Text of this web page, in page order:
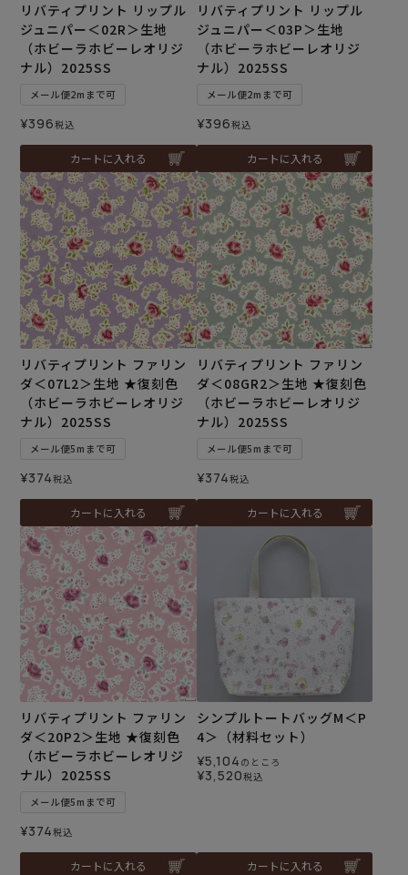
リバティプリント リップル
ジュニパー＜02R＞生地
（ホビーラホビーレオリジ
ナル）2025SS
メール便2mまで可
¥396税込
カートに入れる
リバティプリント リップル
ジュニパー＜03P＞生地
（ホビーラホビーレオリジ
ナル）2025SS
メール便2mまで可
¥396税込
カートに入れる
リバティプリント ファリン
ダ＜07L2＞生地 ★復刻色
（ホビーラホビーレオリジ
ナル）2025SS
メール便5mまで可
¥374税込
カートに入れる
リバティプリント ファリン
ダ＜08GR2＞生地 ★復刻色
（ホビーラホビーレオリジ
ナル）2025SS
メール便5mまで可
¥374税込
カートに入れる
リバティプリント ファリン
ダ＜20P2＞生地 ★復刻色
（ホビーラホビーレオリジ
ナル）2025SS
メール便5mまで可
¥374税込
カートに入れる
シンプルトートバッグM＜P
4＞（材料セット）
¥5,104 のところ
¥3,520税込
カートに入れる